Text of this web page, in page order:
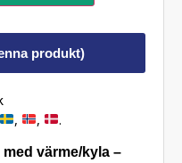
produkt)
, , .
värme/kyla –